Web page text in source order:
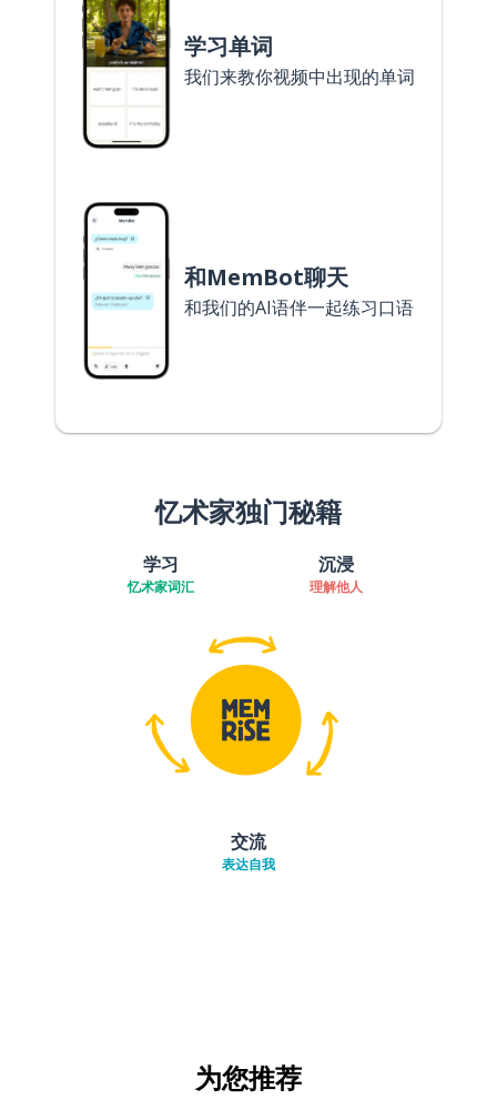
学习单词
我们来教你视频中出现的单词
和MemBot聊天
和我们的AI语伴一起练习口语
忆术家独门秘籍
学习
忆术家词汇
沉浸
理解他人
交流
表达自我
为您推荐